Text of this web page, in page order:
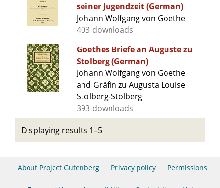
seiner Jugendzeit (German)
Johann Wolfgang von Goethe
403 downloads
Goethes Briefe an Auguste zu
Stolberg (German)
Johann Wolfgang von Goethe
and Gräfin zu Augusta Louise
Stolberg-Stolberg
393 downloads
Displaying results 1–5
About Project Gutenberg Privacy policy Permissions